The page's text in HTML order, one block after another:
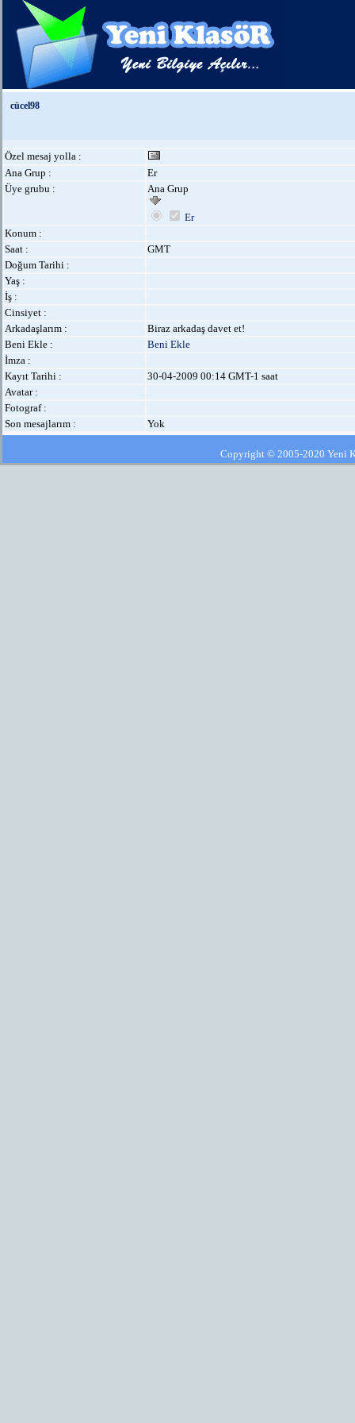
cücel98
Özel mesaj yolla :
Ana Grup :
Er
Üye grubu :
Ana Grup
Er
Konum :
Saat :
GMT
Doğum Tarihi :
Yaş :
İş :
Cinsiyet :
Arkadaşlarım :
Biraz arkadaş davet et!
Beni Ekle :
Beni Ekle
İmza :
Kayıt Tarihi :
30-04-2009 00:14 GMT-1 saat
Avatar :
Fotograf :
Son mesajlarım :
Yok
Copyright © 2005-2020 Yeni